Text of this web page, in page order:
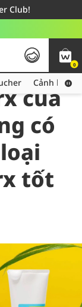
Club!
249,000Đ
Hồ Chí Minh
0
Cảnh báo
của
có
tốt